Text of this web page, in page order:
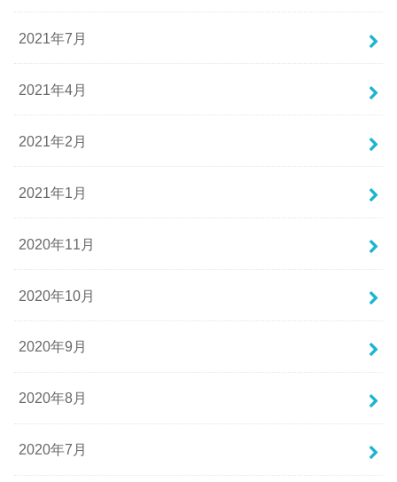
2021年7月
2021年4月
2021年2月
2021年1月
2020年11月
2020年10月
2020年9月
2020年8月
2020年7月